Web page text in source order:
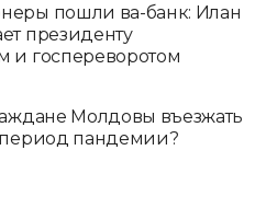
пошли ва-банк: Илан
президенту
и госпереворотом
Молдовы въезжать
пандемии?